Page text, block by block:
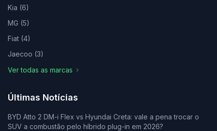
Kia (6)
MG (5)
Fiat (4)
Jaecoo (3)
Ver todas as marcas
Últimas Notícias
BYD Atto 2 DM-i Flex vs Hyundai Creta: vale a pena trocar o
SUV a combustão pelo híbrido plug-in em 2026?